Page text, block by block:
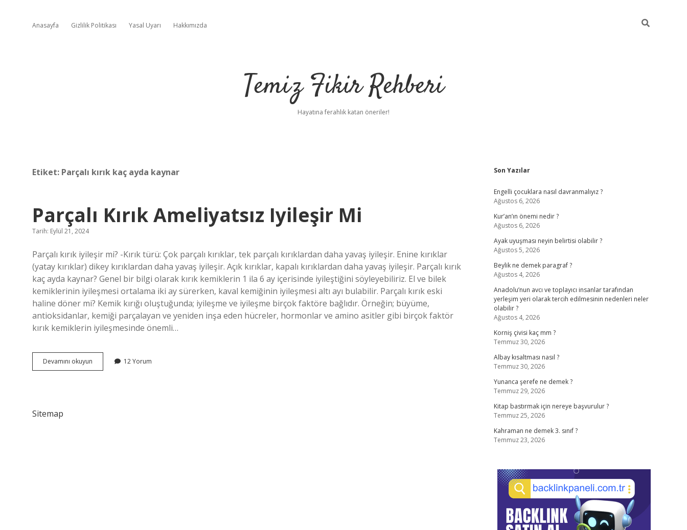
Anasayfa Gizlilik Politikası Yasal Uyarı Hakkımızda
Temiz Fikir Rehberi
Hayatına ferahlık katan öneriler!
Etiket: Parçalı kırık kaç ayda kaynar
Parçalı Kırık Ameliyatsız Iyileşir Mi
Tarih: Eylül 21, 2024
Parçalı kırık iyileşir mi? -Kırık türü: Çok parçalı kırıklar, tek parçalı kırıklardan daha yavaş iyileşir. Enine kırıklar
(yatay kırıklar) dikey kırıklardan daha yavaş iyileşir. Açık kırıklar, kapalı kırıklardan daha yavaş iyileşir. Parçalı kırık
kaç ayda kaynar? Genel bir bilgi olarak kırık kemiklerin 1 ila 6 ay içerisinde iyileştiğini söyleyebiliriz. El ve bilek
kemiklerinin iyileşmesi ortalama iki ay sürerken, kaval kemiğinin iyileşmesi altı ayı bulabilir. Parçalı kırık eski
haline döner mi? Kemik kırığı oluştuğunda; iyileşme ve iyileşme birçok faktöre bağlıdır. Örneğin; büyüme,
antioksidanlar, kemiği parçalayan ve yeniden inşa eden hücreler, hormonlar ve amino asitler gibi birçok faktör
kırık kemiklerin iyileşmesinde önemli…
Devamını okuyun
Kırık
12 Yorum
Sitemap
Sidebar
Son Yazılar
Engelli çocuklara nasıl davranmalıyız ?
Ağustos 6, 2026
Kur’an’ın önemi nedir ?
Ağustos 6, 2026
Ayak uyuşması neyin belirtisi olabilir ?
Ağustos 5, 2026
Beylik ne demek paragraf ?
Ağustos 4, 2026
Anadolu’nun avcı ve toplayıcı insanlar tarafından
yerleşim yeri olarak tercih edilmesinin nedenleri neler
olabilir ?
Ağustos 4, 2026
Korniş çivisi kaç mm ?
Temmuz 30, 2026
Albay kısaltması nasıl ?
Temmuz 30, 2026
Yunanca şerefe ne demek ?
Temmuz 29, 2026
Kitap bastırmak için nereye başvurulur ?
Temmuz 25, 2026
Kahraman ne demek 3. sınıf ?
Temmuz 23, 2026